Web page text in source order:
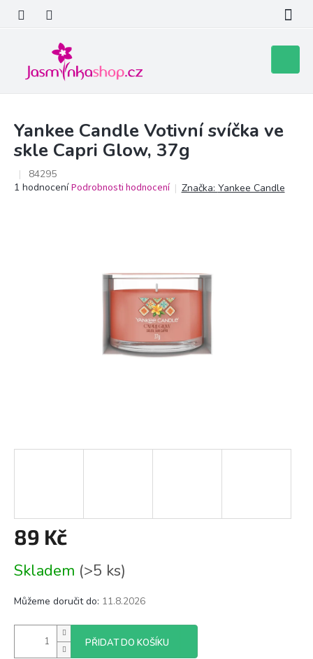
obsah
košík
Yankee Candle Votivní svíčka ve
skle Capri Glow, 37g
84295
Průměrné
1 hodnocení Podrobnosti hodnocení Značka: Yankee Candle
89 Kč
cena:
Skladem (>5 ks)
Můžeme doručit do: 11.8.2026
PŘIDAT DO KOŠÍKU